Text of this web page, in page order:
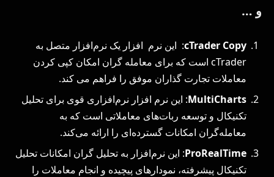
و …
cTrader Copy: این نرم افزار یک نرم‌افزار متصل به
cTrader است که برای معامله ‌گران امکان کپی کردن
معاملات تجارت‌ گذاران موفق را فراهم می کند.
MultiCharts: این نرم افزار نرم‌افزاری قوی برای تحلیل
تکنیکال و توسعه ربات‌های معاملاتی است که به
معامله‌گران امکانات گسترده‌ای را ارائه می‌کند.
ProRealTime: این نرم‌افزار به تحلیل‌ گران امکانات تحلیل
تکنیکال پیشرفته، نمودارهای پیچیده و انجام معاملات را